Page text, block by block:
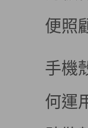
便照
手機
何運